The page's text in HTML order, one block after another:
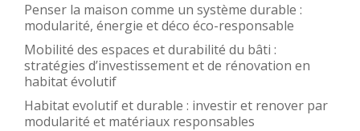
Penser la maison comme un système durable :
modularité, énergie et déco éco-responsable
Mobilité des espaces et durabilité du bâti :
stratégies d’investissement et de rénovation en
habitat évolutif
Habitat evolutif et durable : investir et renover par
modularité et matériaux responsables